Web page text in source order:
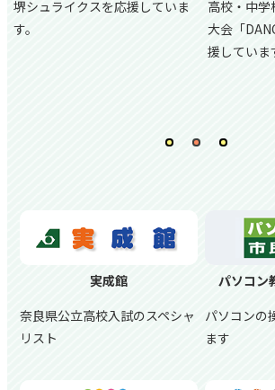
高校・中学校の日本一を決める
大会「DANCE STADIUM」を応
セレッソ
ル、セレ
実成館
奈良県公立高校入試のスペシャ
リスト
パソコン
パソコンの
ます